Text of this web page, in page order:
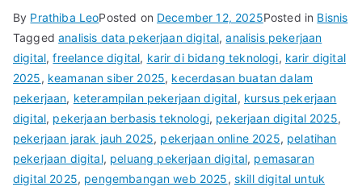
By Prathiba LeoPosted on December 12, 2025Posted in Bisnis
Taggedanalisis data pekerjaan digital,analisis pekerjaan
digital,freelance digital, karir di bidang teknologi, karir digital
2025, keamanan siber 2025, kecerdasan buatan dalam
pekerjaan, keterampilan pekerjaan digital, kursus pekerjaan
digital, pekerjaan berbasis teknologi, pekerjaan digital 2025,
pekerjaan jarak jauh 2025, pekerjaan online 2025, pelatihan
pekerjaan digital, peluang pekerjaan digital, pemasaran
digital 2025, pengembangan web 2025, skill digital untuk